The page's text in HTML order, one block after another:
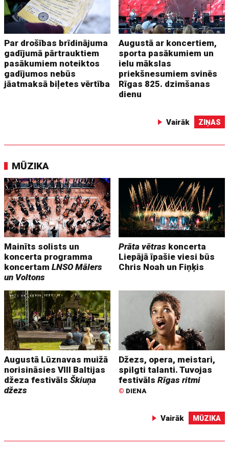
Par drošības brīdinājuma
gadījumā pārtrauktiem
pasākumiem noteiktos
gadījumos nebūs
jāatmaksā biļetes vērtība
Augustā ar koncertiem,
sporta pasākumiem un
ielu mākslas
priekšnesumiem svinēs
Rīgas 825. dzimšanas
dienu
Vairāk ZIŅAS
MŪZIKA
Mainīts solists un
koncerta programma
koncertamLNSO Mālers
un Voltons
Prāta vētras koncerta
Liepājā īpašie viesi būs
Chris Noah un Fiņķis
Augustā Lūznavas muižā
norisināsies VIII Baltijas
džeza festivālsŠkiuņa
džezs
Džezs, opera, meistari,
spilgti talanti. Tuvojas
festivālsRīgas ritmi
© DIENA
Vairāk MŪZIKA